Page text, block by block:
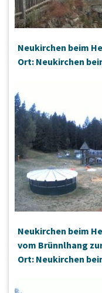
Neukirchen beim
Ort: Neukirchen
Neukirchen beim
vom Brünnlhang
Ort: Neukirchen